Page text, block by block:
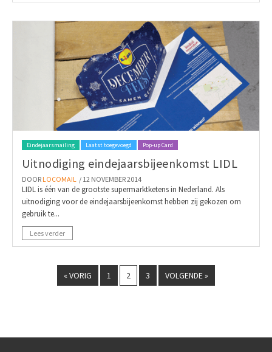
Eindejaarsmailing Laatst toegevoegd Pop-up Card
Uitnodiging eindejaarsbijeenkomst LIDL
DOOR LOCOMAIL / 12 NOVEMBER 2014
LIDL is één van de grootste supermarktketens in Nederland. Als
uitnodiging voor de eindejaarsbijeenkomst hebben zij gekozen om
gebruik te...
Lees verder
« VORIG 1 2 3 VOLGENDE »